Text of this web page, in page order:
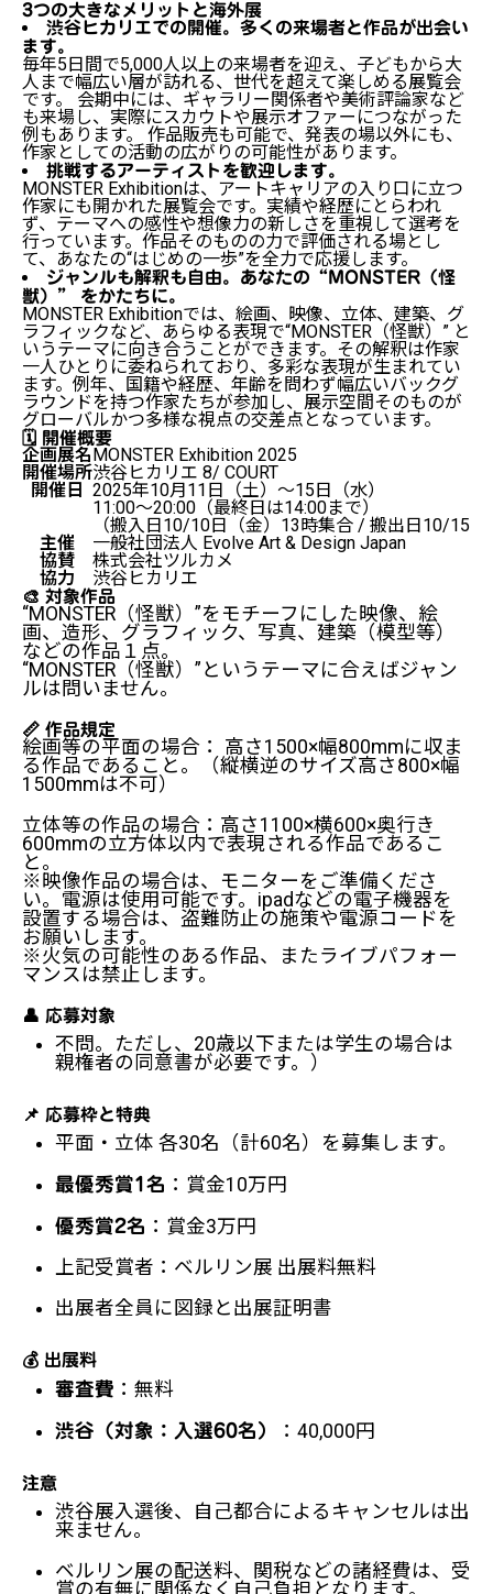
3つの大きなメリットと海外展
渋谷ヒカリエでの開催。多くの来場者と作品が出会い
ます。
毎年5日間で5,000人以上の来場者を迎え、子どもから大
人まで幅広い層が訪れる、世代を超えて楽しめる展覧会
です。 会期中には、ギャラリー関係者や美術評論家など
も来場し、実際にスカウトや展示オファーにつながった
例もあります。 作品販売も可能で、発表の場以外にも、
作家としての活動の広がりの可能性があります。
挑戦するアーティストを歓迎します。
MONSTER Exhibitionは、アートキャリアの入り口に立つ
作家にも開かれた展覧会です。実績や経歴にとらわれ
ず、テーマへの感性や想像力の新しさを重視して選考を
行っています。作品そのものの力で評価される場とし
て、あなたの“はじめの一歩”を全力で応援します。
ジャンルも解釈も自由。あなたの“MONSTER（怪
獣）” をかたちに。
MONSTER Exhibitionでは、絵画、映像、立体、建築、グ
ラフィックなど、あらゆる表現で“MONSTER（怪獣）” と
いうテーマに向き合うことができます。その解釈は作家
一人ひとりに委ねられており、多彩な表現が生まれてい
ます。例年、国籍や経歴、年齢を問わず幅広いバックグ
ラウンドを持つ作家たちが参加し、展示空間そのものが
グローバルかつ多様な視点の交差点となっています。
🗓 開催概要
企画展名 MONSTER Exhibition 2025
開催場所渋谷ヒカリエ 8/ COURT
開催日
2025年10月11日（土）〜15日（水）
11:00〜20:00（最終日は14:00まで）
（搬入日10/10日（金）13時集合 / 搬出日10/15
主催
一般社団法人 Evolve Art & Design Japan
協賛
株式会社ツルカメ
協力
渋谷ヒカリエ
🎨 対象作品
“MONSTER（怪獣）”をモチーフにした映像、絵
画、造形、グラフィック、写真、建築（模型等）
などの作品１点。
“MONSTER（怪獣）”というテーマに合えばジャン
ルは問いません。
📏 作品規定
絵画等の平面の場合： 高さ1500×幅800mmに収ま
る作品であること。（縦横逆のサイズ高さ800×幅
1500mmは不可）
立体等の作品の場合：高さ1100×横600×奥行き
600mmの立方体以内で表現される作品であるこ
と。
※映像作品の場合は、モニターをご準備くださ
い。電源は使用可能です。ipadなどの電子機器を
設置する場合は、盗難防止の施策や電源コードを
お願いします。
※火気の可能性のある作品、またライブパフォー
マンスは禁止します。
👤 応募対象
不問。ただし、20歳以下または学生の場合は
親権者の同意書が必要です。）
📌 応募枠と特典
平面・立体 各30名（計60名）を募集します。
最優秀賞1名 ：賞金10万円
優秀賞2名 ：賞金3万円
上記受賞者：ベルリン展 出展料無料
出展者全員に図録と出展証明書
💰 出展料
審査費 ：無料
渋谷（対象：入選60名） ：40,000円
注意
渋谷展入選後、自己都合によるキャンセルは出
来ません。
ベルリン展の配送料、関税などの諸経費は、受